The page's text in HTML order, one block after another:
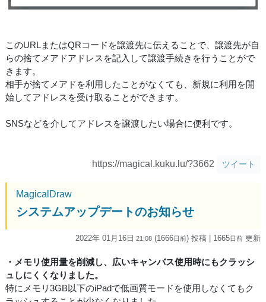
このURLまたはQRコードを譲渡先に伝えることで、譲渡先が自
らの捨てメアドアドレスを記入して譲渡手続きを行うことがで
きます。
相手が捨てメアドを利用したことがなくても、新規に利用を開
始してアドレスを受け取ることができます。
SNSなどを介してアドレスを譲渡したい場合に便利です。
https://magical.kuku.lu/?3662 ツイート
MagicalDraw
システムアップデートのお知らせ
2022年 01月16日 21:08 (1666日前) 投稿 | 1665日前 更新
・メモリ使用量を削減し、広いキャンバス使用時にもクラッシ
ュしにくくなりました。
特にメモリ3GB以下のiPadで低画質モードを使用しなくてもク